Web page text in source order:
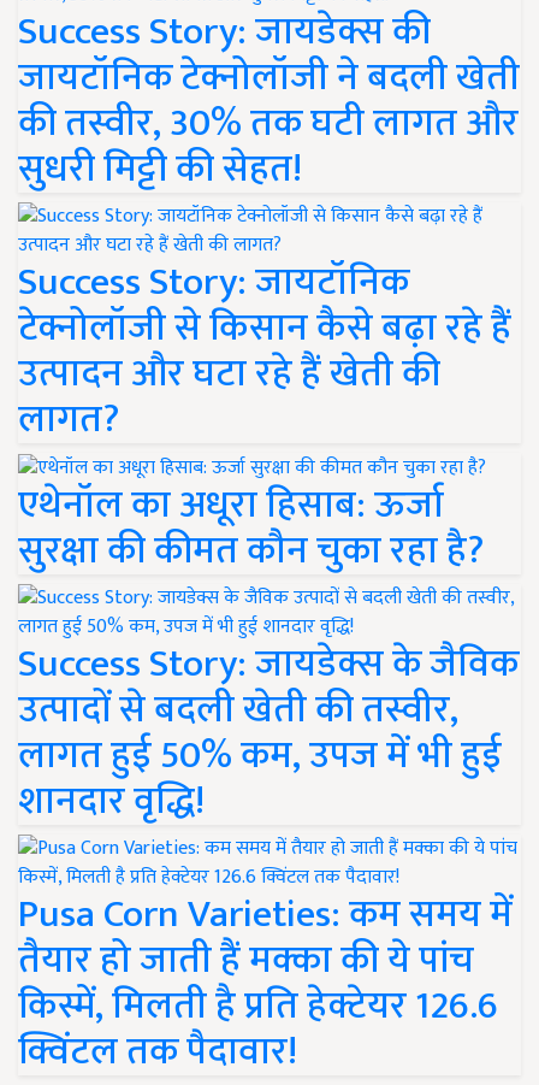
Success Story: जायडेक्स की
जायटॉनिक टेक्नोलॉजी ने बदली खेती
की तस्वीर, 30% तक घटी लागत और
सुधरी मिट्टी की सेहत!
Success Story: जायटॉनिक
टेक्नोलॉजी से किसान कैसे बढ़ा रहे हैं
उत्पादन और घटा रहे हैं खेती की
लागत?
एथेनॉल का अधूरा हिसाब: ऊर्जा
सुरक्षा की कीमत कौन चुका रहा है?
Success Story: जायडेक्स के जैविक
उत्पादों से बदली खेती की तस्वीर,
लागत हुई 50% कम, उपज में भी हुई
शानदार वृद्धि!
Pusa Corn Varieties: कम समय में
तैयार हो जाती हैं मक्का की ये पांच
किस्में, मिलती है प्रति हेक्टेयर 126.6
क्विंटल तक पैदावार!